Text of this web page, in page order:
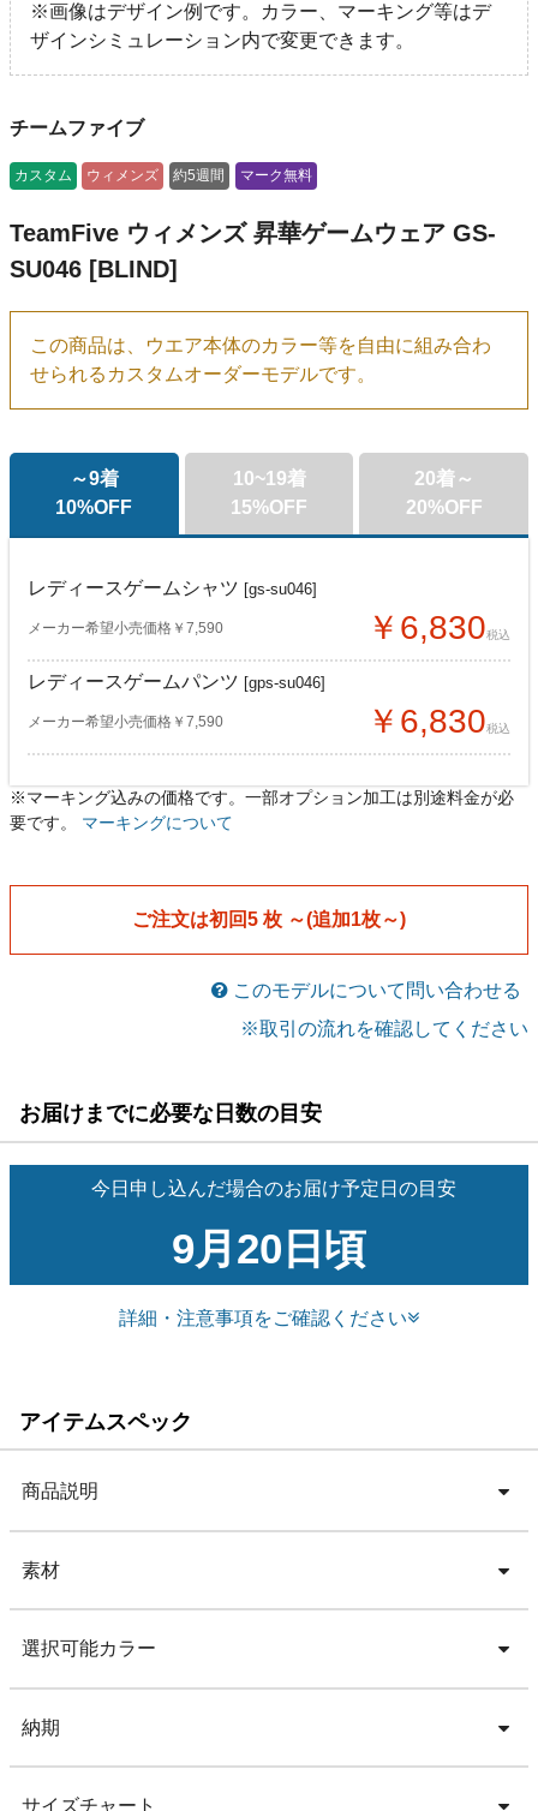
※画像はデザイン例です。カラー、マーキング等はデ
ザインシミュレーション内で変更できます。
チームファイブ
カスタム ウィメンズ 約5週間 マーク無料
TeamFive ウィメンズ 昇華ゲームウェア GS-
SU046 [BLIND]
この商品は、ウエア本体のカラー等を自由に組み合わ
せられるカスタムオーダーモデルです。
～9着
10%OFF
レディースゲームシャツ [gs-su046]
メーカー希望小売価格￥7,590 ￥6,830税込
レディースゲームパンツ [gps-su046]
メーカー希望小売価格￥7,590 ￥6,830税込
10~19着
15%OFF
レディースゲームシャツ[gs-su046]
レディースゲームパンツ[gps-su046]
メーカー希望小売価格￥7,590 ￥6,450税込
20着～
20%OFF
レディースゲームシャツ[gs-su046]
レディースゲームパンツ[gps-su046]
メーカー希望小売価格￥7,590 ￥6,070税込
※マーキング込みの価格です。一部オプション加工は別途料金が必
要です。 マーキングについて
ご注文は初回5 枚 ～(追加1枚～)
このモデルについて問い合わせる
※取引の流れを確認してください
お届けまでに必要な日数の目安
今日申し込んだ場合のお届け予定日の目安
9月20日頃
詳細・注意事項をご確認ください
アイテムスペック
商品説明
素材
選択可能カラー
納期
サイズチャート